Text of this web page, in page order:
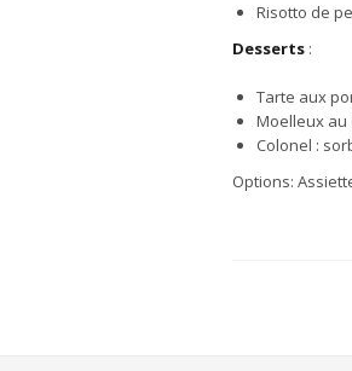
Risotto de
Desserts :
Tarte aux
Moelleux au
Colonel :
Options: